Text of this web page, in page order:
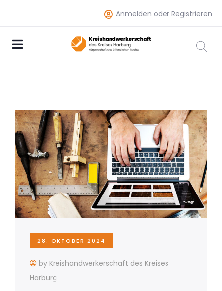
Anmelden oder Registrieren
28. OKTOBER 2024
by Kreishandwerkerschaft des Kreises
Harburg